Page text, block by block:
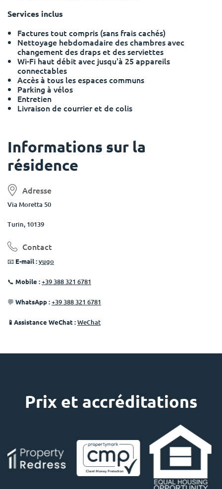
Informations sur la
résidence
Adresse
Via Moretta 50
Turin, 10139
Contact
📧 E-mail :yugo
📞 Mobile :+39 388 321 6781
💬 WhatsApp :+39 388 321 6781
📱Assistance WeChat :WeChat
Services inclus
Factures tout compris (sans frais cachés)
Nettoyage hebdomadaire des chambres avec
changement des draps et des serviettes
Wi-Fi haut débit avec jusqu'à 25 appareils
connectables
Accès à tous les espaces communs
Parking à vélos
Entretien
Livraison de courrier et de colis
Prix ​​et accréditations